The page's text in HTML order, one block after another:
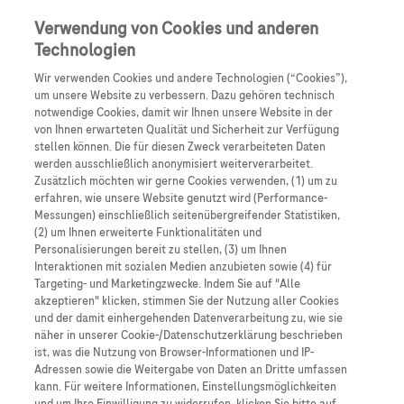
Anmelden
Nervennahrung
Nervennahrung Podcast Spezial
DGN 2025
12. - 15. November 2025
Verwendung von Cookies und anderen
Technologien
Wir verwenden Cookies und andere Technologien (“Cookies”),
um unsere Website zu verbessern. Dazu gehören technisch
notwendige Cookies, damit wir Ihnen unsere Website in der
von Ihnen erwarteten Qualität und Sicherheit zur Verfügung
stellen können. Die für diesen Zweck verarbeiteten Daten
werden ausschließlich anonymisiert weiterverarbeitet.
Zusätzlich möchten wir gerne Cookies verwenden, (1) um zu
erfahren, wie unsere Website genutzt wird (Performance-
Messungen) einschließlich seitenübergreifender Statistiken,
(2) um Ihnen erweiterte Funktionalitäten und
Personalisierungen bereit zu stellen, (3) um Ihnen
Interaktionen mit sozialen Medien anzubieten sowie (4) für
Targeting- und Marketingzwecke. Indem Sie auf "Alle
akzeptieren" klicken, stimmen Sie der Nutzung aller Cookies
und der damit einhergehenden Datenverarbeitung zu, wie sie
näher in unserer Cookie-/Datenschutzerklärung beschrieben
ist, was die Nutzung von Browser-Informationen und IP-
Adressen sowie die Weitergabe von Daten an Dritte umfassen
kann. Für weitere Informationen, Einstellungsmöglichkeiten